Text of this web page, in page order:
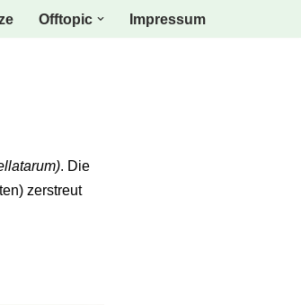
Offtopic Impressum
. Die
zerstreut